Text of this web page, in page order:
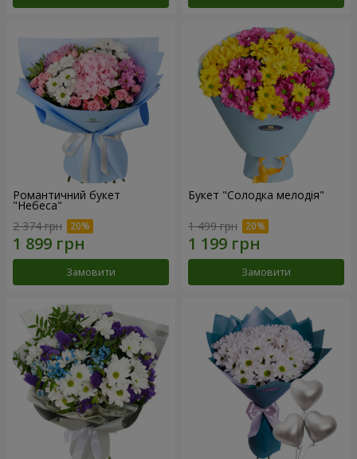
Романтичний букет
"Небеса"
2 374 грн
Замовити
Букет "Солодка мелодія"
1 499 грн
Замовити